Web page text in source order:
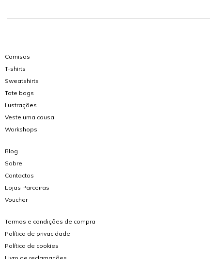
Camisas
T-shirts
Sweatshirts
Tote bags
Ilustrações
Veste uma causa
Workshops
Blog
Sobre
Contactos
Lojas Parceiras
Voucher
Termos e condições de compra
Política de privacidade
Política de cookies